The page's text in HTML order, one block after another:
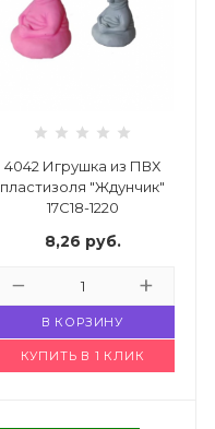
4042 Игрушка из ПВХ
пластизоля "Ждунчик"
17С18-1220
8,26 руб.
В КОРЗИНУ
КУПИТЬ В 1 КЛИК